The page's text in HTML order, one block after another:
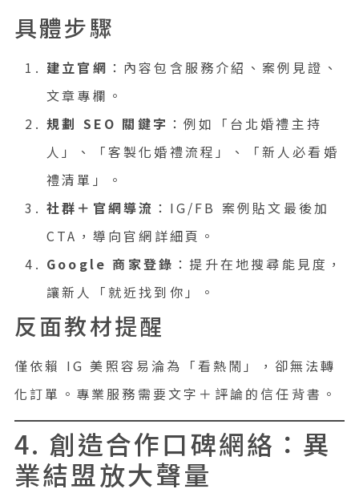
具體步驟
建立官網 ：內容包含服務介紹、案例見證、
文章專欄。
規劃 SEO 關鍵字 ：例如「台北婚禮主持
人」、「客製化婚禮流程」、「新人必看婚
禮清單」。
社群＋官網導流 ：IG/FB 案例貼文最後加
CTA，導向官網詳細頁。
Google 商家登錄 ：提升在地搜尋能見度，
讓新人「就近找到你」。
反面教材提醒
僅依賴 IG 美照容易淪為「看熱鬧」，卻無法轉
化訂單。專業服務需要文字＋評論的信任背書。
4. 創造合作口碑網絡：異
業結盟放大聲量